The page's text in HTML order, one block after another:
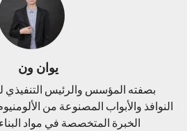
يوان ون
بصفته المؤسس والرئيس التنفيذي
الخبرة المتخصصة في مواد البناء